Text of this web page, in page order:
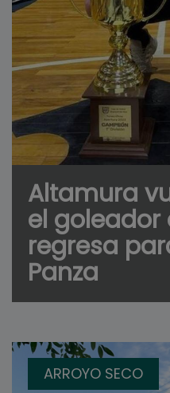
Altamura
el goleador
regresa
Panza
ARROYO SECO